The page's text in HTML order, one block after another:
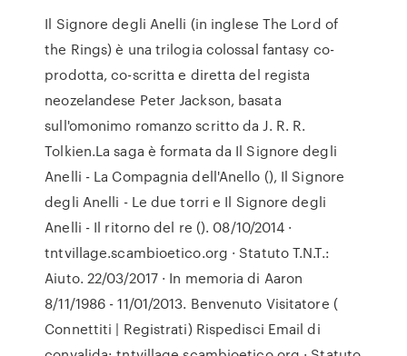
Il Signore degli Anelli (in inglese The Lord of
the Rings) è una trilogia colossal fantasy co-
prodotta, co-scritta e diretta del regista
neozelandese Peter Jackson, basata
sull'omonimo romanzo scritto da J. R. R.
Tolkien.La saga è formata da Il Signore degli
Anelli - La Compagnia dell'Anello (), Il Signore
degli Anelli - Le due torri e Il Signore degli
Anelli - Il ritorno del re (). 08/10/2014 ·
tntvillage.scambioetico.org · Statuto T.N.T.:
Aiuto. 22/03/2017 · In memoria di Aaron
8/11/1986 - 11/01/2013. Benvenuto Visitatore (
Connettiti | Registrati) Rispedisci Email di